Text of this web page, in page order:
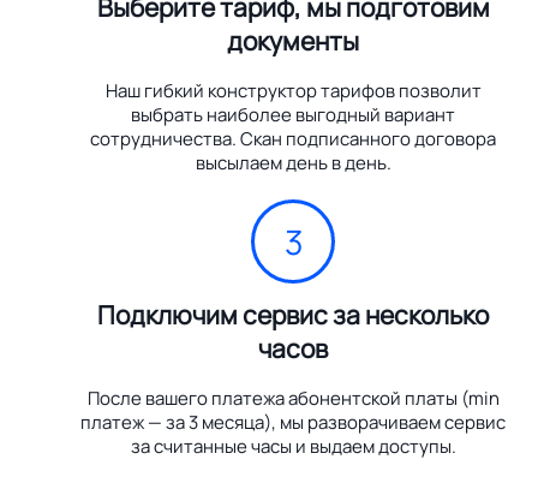
Выберите тариф, мы подготовим
документы
Наш гибкий конструктор тарифов позволит
выбрать наиболее выгодный вариант
сотрудничества. Скан подписанного договора
высылаем день в день.
3
Подключим сервис за несколько
часов
После вашего платежа абонентской платы (min
платеж — за 3 месяца), мы разворачиваем сервис
за считанные часы и выдаем доступы.